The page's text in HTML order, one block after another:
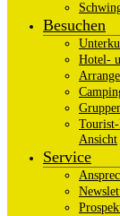
Besuchen
Hotel-
Ansicht
Service